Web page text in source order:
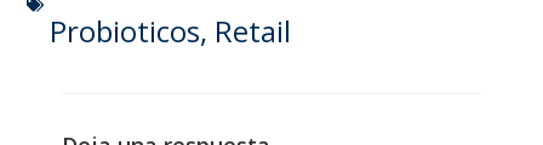
Probioticos, Retail